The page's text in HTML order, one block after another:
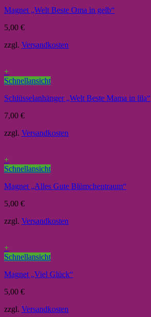
Magnet „Welt Beste Oma in gelb“
5,00 €
zzgl. Versandkosten
+
Schnellansicht
Schlüsselanhänger „Welt Beste Mama in lila“
7,00 €
zzgl. Versandkosten
+
Schnellansicht
Magnet „Alles Gute Blümchentraum“
5,00 €
zzgl. Versandkosten
+
Schnellansicht
Magnet „Viel Glück“
5,00 €
zzgl. Versandkosten